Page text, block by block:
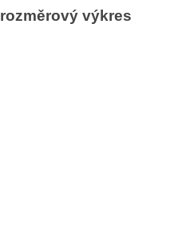
rozměrový výkres